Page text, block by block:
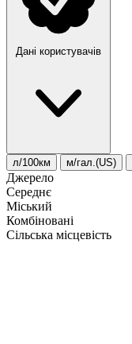
Дані користувачів
л/100км м/гал.(US)
Джерело
Середнє
Міський
Комбіновані
Сільська місцевість